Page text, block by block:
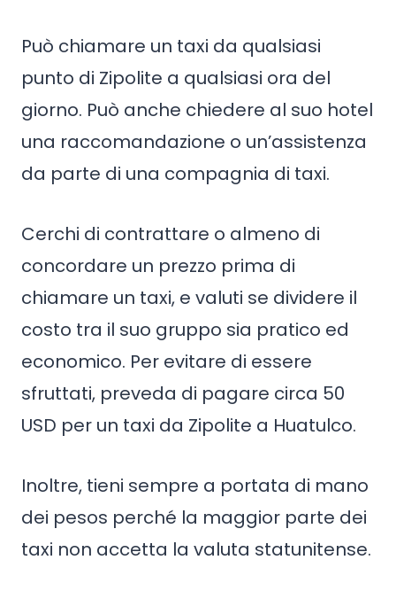
Può chiamare un taxi da qualsiasi
punto di Zipolite a qualsiasi ora del
giorno. Può anche chiedere al suo hotel
una raccomandazione o un’assistenza
da parte di una compagnia di taxi.
Cerchi di contrattare o almeno di
concordare un prezzo prima di
chiamare un taxi, e valuti se dividere il
costo tra il suo gruppo sia pratico ed
economico. Per evitare di essere
sfruttati, preveda di pagare circa 50
USD per un taxi da Zipolite a Huatulco.
Inoltre, tieni sempre a portata di mano
dei pesos perché la maggior parte dei
taxi non accetta la valuta statunitense.